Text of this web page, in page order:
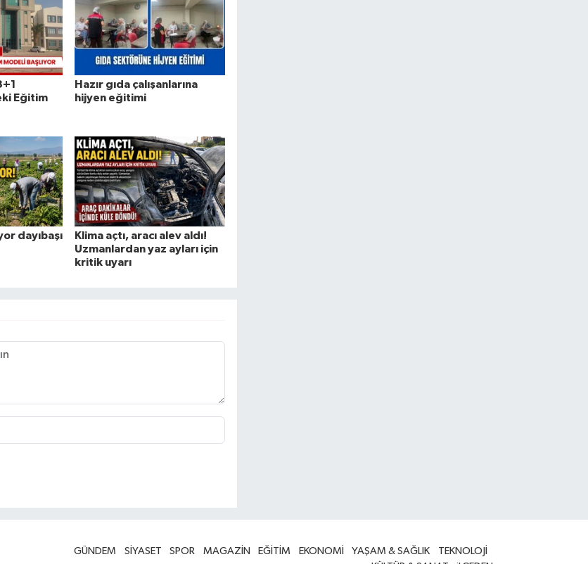
Eğitim
Hazır gıda çalışanlarına
hijyen eğitimi
dayıbaşı
Klima açtı, aracı alev aldı!
Uzmanlardan yaz ayları için
kritik uyarı
GÜNDEM SİYASET SPOR MAGAZİN EĞİTİM EKONOMİ YAŞAM & SAĞLIK
TEKNOLOJİ